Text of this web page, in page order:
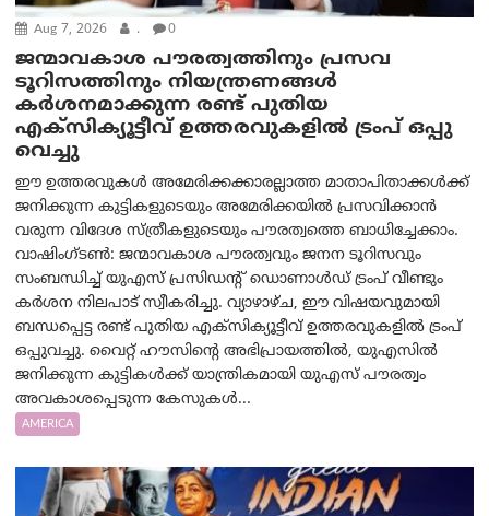
Aug 7, 2026 . 0
ജന്മാവകാശ പൗരത്വത്തിനും പ്രസവ
ടൂറിസത്തിനും നിയന്ത്രണങ്ങൾ
കർശനമാക്കുന്ന രണ്ട് പുതിയ
എക്സിക്യൂട്ടീവ് ഉത്തരവുകളിൽ ട്രംപ് ഒപ്പു
വെച്ചു
ഈ ഉത്തരവുകൾ അമേരിക്കക്കാരല്ലാത്ത മാതാപിതാക്കൾക്ക്
ജനിക്കുന്ന കുട്ടികളുടെയും അമേരിക്കയിൽ പ്രസവിക്കാൻ
വരുന്ന വിദേശ സ്ത്രീകളുടെയും പൗരത്വത്തെ ബാധിച്ചേക്കാം.
വാഷിംഗ്ടണ്‍: ജന്മാവകാശ പൗരത്വവും ജനന ടൂറിസവും
സംബന്ധിച്ച് യുഎസ് പ്രസിഡന്റ് ഡൊണാൾഡ് ട്രംപ് വീണ്ടും
കർശന നിലപാട് സ്വീകരിച്ചു. വ്യാഴാഴ്ച, ഈ വിഷയവുമായി
ബന്ധപ്പെട്ട രണ്ട് പുതിയ എക്സിക്യൂട്ടീവ് ഉത്തരവുകളിൽ ട്രംപ്
ഒപ്പുവച്ചു. വൈറ്റ് ഹൗസിന്റെ അഭിപ്രായത്തിൽ, യുഎസിൽ
ജനിക്കുന്ന കുട്ടികൾക്ക് യാന്ത്രികമായി യുഎസ് പൗരത്വം
അവകാശപ്പെടുന്ന കേസുകൾ...
AMERICA